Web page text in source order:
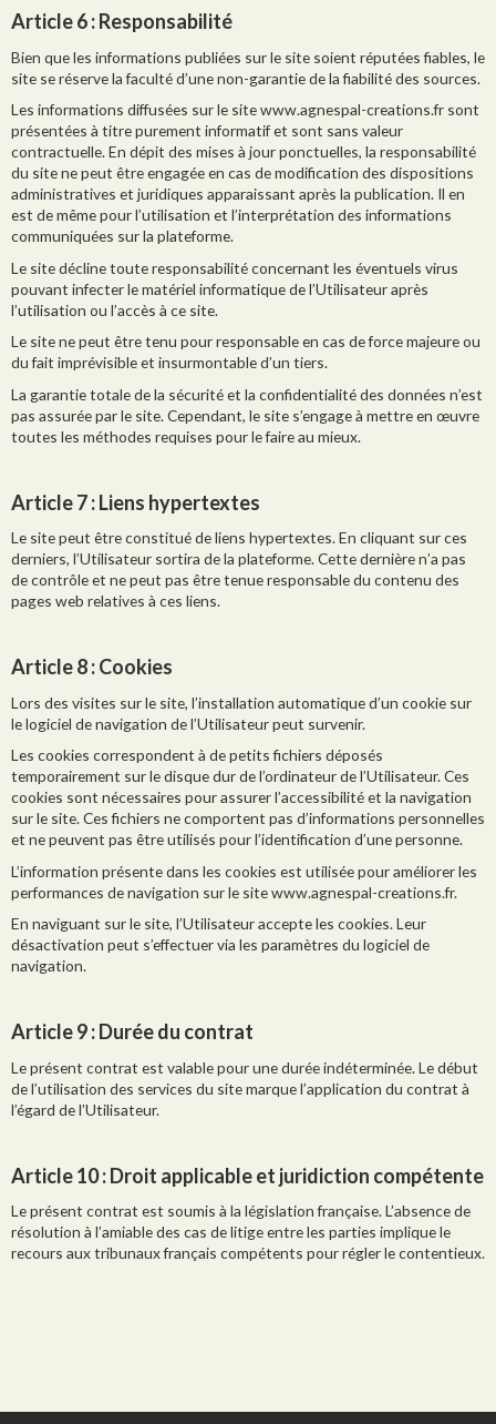
Article 6: Responsabilité
Bien que les informations publiées sur le site soient réputées fiables, le
site se réserve la faculté d’une non-garantie de la fiabilité des sources.
Les informations diffusées sur le site www.agnespal-creations.fr sont
présentées à titre purement informatif et sont sans valeur
contractuelle. En dépit des mises à jour ponctuelles, la responsabilité
du site ne peut être engagée en cas de modification des dispositions
administratives et juridiques apparaissant après la publication. Il en
est de même pour l’utilisation et l’interprétation des informations
communiquées sur la plateforme.
Le site décline toute responsabilité concernant les éventuels virus
pouvant infecter le matériel informatique de l’Utilisateur après
l’utilisation ou l’accès à ce site.
Le site ne peut être tenu pour responsable en cas de force majeure ou
du fait imprévisible et insurmontable d’un tiers.
La garantie totale de la sécurité et la confidentialité des données n’est
pas assurée par le site. Cependant, le site s’engage à mettre en œuvre
toutes les méthodes requises pour le faire au mieux.
Article 7: Liens hypertextes
Le site peut être constitué de liens hypertextes. En cliquant sur ces
derniers, l’Utilisateur sortira de la plateforme. Cette dernière n’a pas
de contrôle et ne peut pas être tenue responsable du contenu des
pages web relatives à ces liens.
Article 8: Cookies
Lors des visites sur le site, l’installation automatique d’un cookie sur
le logiciel de navigation de l’Utilisateur peut survenir.
Les cookies correspondent à de petits fichiers déposés
temporairement sur le disque dur de l’ordinateur de l’Utilisateur. Ces
cookies sont nécessaires pour assurer l’accessibilité et la navigation
sur le site. Ces fichiers ne comportent pas d’informations personnelles
et ne peuvent pas être utilisés pour l’identification d’une personne.
L’information présente dans les cookies est utilisée pour améliorer les
performances de navigation sur le site www.agnespal-creations.fr.
En naviguant sur le site, l’Utilisateur accepte les cookies. Leur
désactivation peut s’effectuer via les paramètres du logiciel de
navigation.
Article 9: Durée du contrat
Le présent contrat est valable pour une durée indéterminée. Le début
de l’utilisation des services du site marque l’application du contrat à
l’égard de l’Utilisateur.
Article 10: Droit applicable et juridiction compétente
Le présent contrat est soumis à la législation française. L’absence de
résolution à l’amiable des cas de litige entre les parties implique le
recours aux tribunaux français compétents pour régler le contentieux.